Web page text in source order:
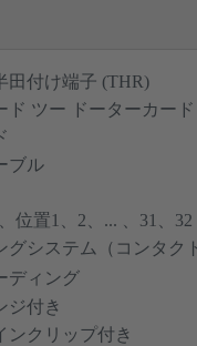
田付け端子 (THR)
ド ツー ドーターカード
ブル
位置1、2、... 、31、32
グシステム（コンタク
ディング
ジ付き
ンクリップ付き